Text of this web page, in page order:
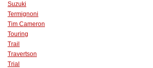
Suzuki
Termignoni
Tim Cameron
Touring
Trail
Travertson
Trial